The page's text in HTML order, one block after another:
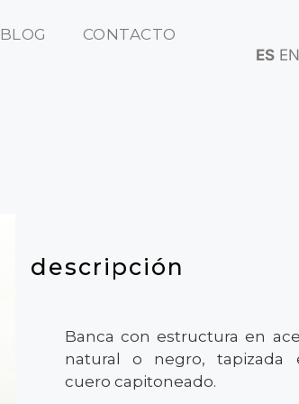
BLOG CONTACTO
ES EN
descripción
Banca con estructura en
natural o negro, tapizada
cuero capitoneado.